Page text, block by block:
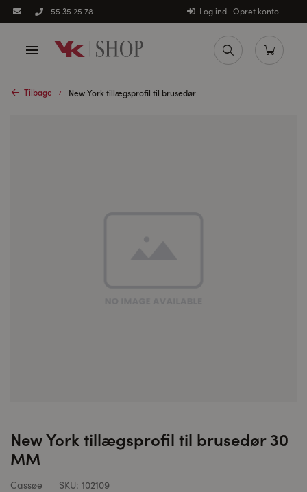
55 35 25 78 Log ind | Opret konto
Tilbage New York tillægsprofil til brusedør
New York tillægsprofil til brusedør 30
MM
Cassøe SKU: 102109